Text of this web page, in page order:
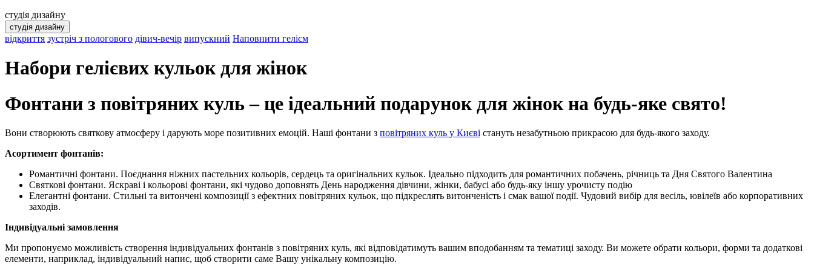
студія дизайну
студія дизайну
відкриття зустріч з пологового дівич-вечір випускний Наповнити гелієм
Набори гелієвих кульок для жінок
Фонтани з повітряних куль – це ідеальний подарунок для жінок на будь-яке свято!
Вони створюють святкову атмосферу і дарують море позитивних емоцій. Наші фонтани з повітряних куль у Києві стануть незабутньою прикрасою для будь-якого заходу.
Асортимент фонтанів:
Романтичні фонтани. Поєднання ніжних пастельних кольорів, сердець та оригінальних кульок. Ідеально підходить для романтичних побачень, річниць та Дня Святого Валентина
Святкові фонтани. Яскраві і кольорові фонтани, які чудово доповнять День народження дівчини, жінки, бабусі або будь-яку іншу урочисту подію
Елегантні фонтани. Стильні та витончені композиції з ефектних повітряних кульок, що підкреслять витонченість і смак вашої події. Чудовий вибір для весіль, ювілеїв або корпоративних
заходів.
Індивідуальні замовлення
Ми пропонуємо можливість створення індивідуальних фонтанів з повітряних куль, які відповідатимуть вашим вподобанням та тематиці заходу. Ви можете обрати кольори, форми та додаткові
елементи, наприклад, індивідуальний напис, щоб створити саме Вашу унікальну композицію.